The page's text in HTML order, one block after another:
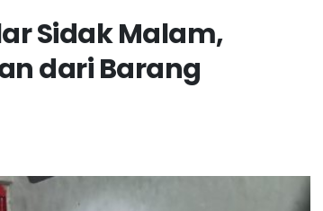
Sidak Malam,
dari Barang